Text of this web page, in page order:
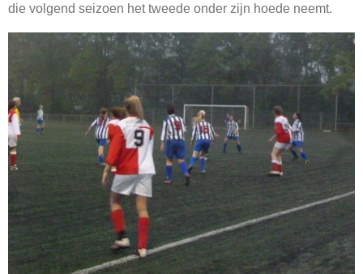
die volgend seizoen het tweede onder zijn hoede neemt.